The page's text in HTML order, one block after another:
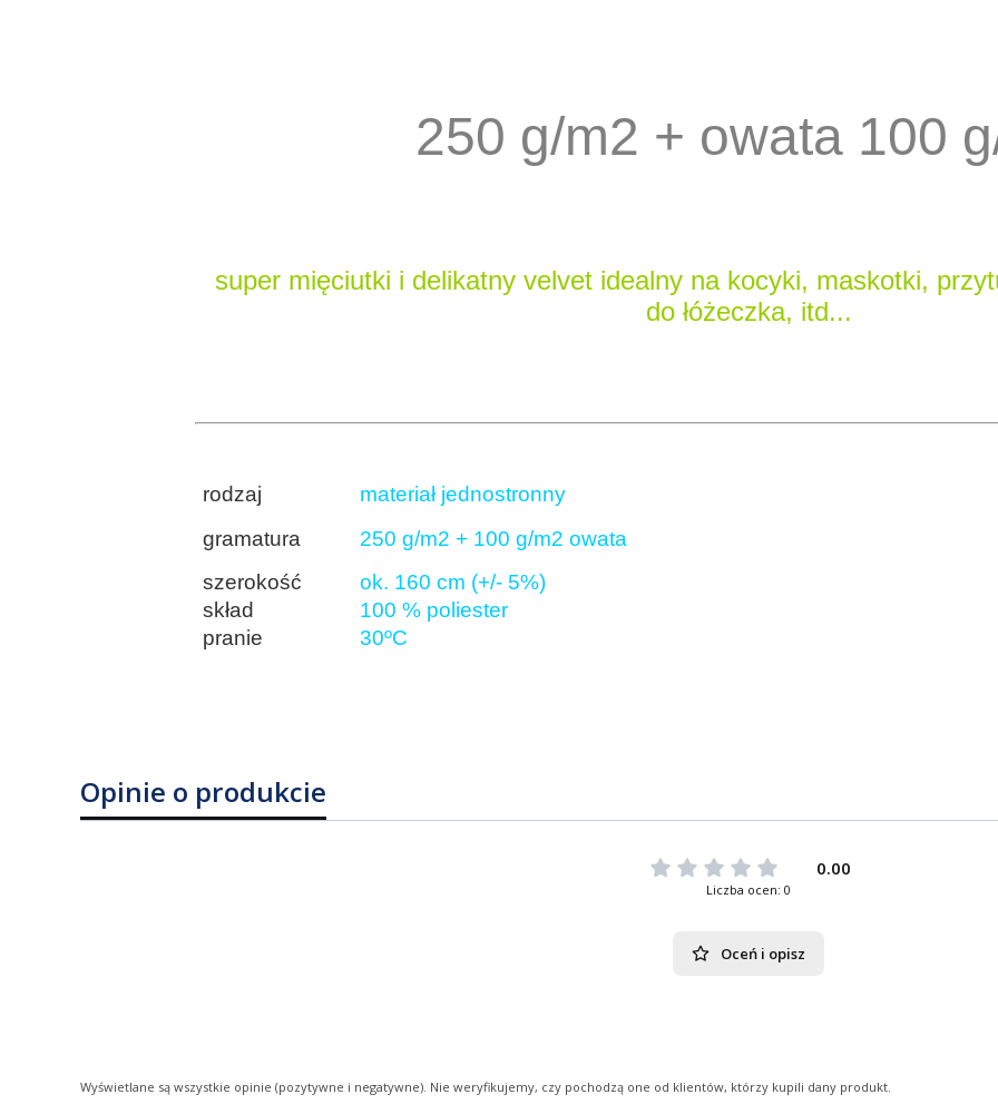
250 g/m2 + owata 100
super mięciutki i delikatny velvet idealny na kocyki, maskotki,
do łóżeczka, itd...
rodzaj
materiał jednostronny
gramatura
250 g/m2 + 100 g/m2 owata
szerokość
ok. 160 cm (+/- 5%)
skład
100 % poliester
pranie
30ºC
Opinie o produkcie
0.00
Liczba ocen: 0
Oceń i opisz
Wyświetlane są wszystkie opinie (pozytywne i negatywne). Nie weryfikujemy, czy pochodzą one od klientów, którzy kupili dany produkt.